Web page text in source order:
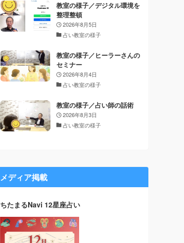
教室の様子／デジタル環境を
整理整頓
2026年8月5日
占い教室の様子
教室の様子／ヒーラーさんの
セミナー
2026年8月4日
占い教室の様子
教室の様子／占い師の話術
2026年8月3日
占い教室の様子
メディア掲載
ちたまるNavi 12星座占い